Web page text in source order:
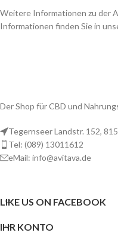
Weitere Informationen zu der
Informationen finden Sie in
Der Shop für CBD und
Tegernseer Landstr. 152,
Tel: (089) 13011612
eMail: info@avitava.de
LIKE US ON FACEBOOK
IHR KONTO